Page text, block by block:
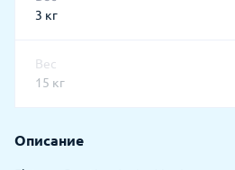
3 кг
Вес
15 кг
Описание